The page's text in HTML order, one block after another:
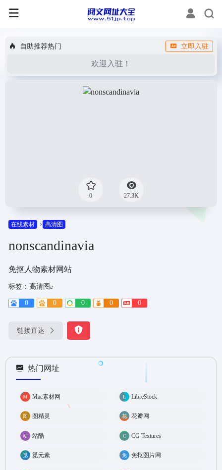
自助推荐热门 立即入驻
欢迎入驻！
0 27.3K
在线素材 高清图
nonscandinavia
免抠人物素材网站
标签： 高清图
0 0 0 0 0
链接直达
热门网址
Mac素材网 LibreStock
图精灵 花瓣网
站酷 CG Textures
觅元素 免抠图片网